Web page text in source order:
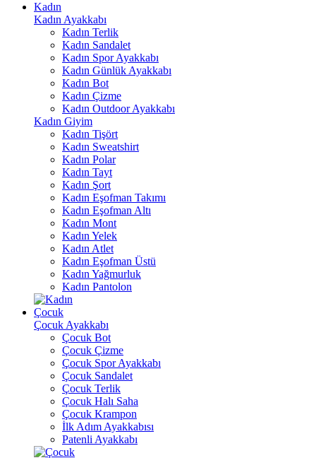
Kadın
Kadın Ayakkabı
Kadın Terlik
Kadın Sandalet
Kadın Spor Ayakkabı
Kadın Günlük Ayakkabı
Kadın Bot
Kadın Çizme
Kadın Outdoor Ayakkabı
Kadın Giyim
Kadın Tişört
Kadın Sweatshirt
Kadın Polar
Kadın Tayt
Kadın Şort
Kadın Eşofman Takımı
Kadın Eşofman Altı
Kadın Mont
Kadın Yelek
Kadın Atlet
Kadın Eşofman Üstü
Kadın Yağmurluk
Kadın Pantolon
Çocuk
Çocuk Ayakkabı
Çocuk Bot
Çocuk Çizme
Çocuk Spor Ayakkabı
Çocuk Sandalet
Çocuk Terlik
Çocuk Halı Saha
Çocuk Krampon
İlk Adım Ayakkabısı
Patenli Ayakkabı